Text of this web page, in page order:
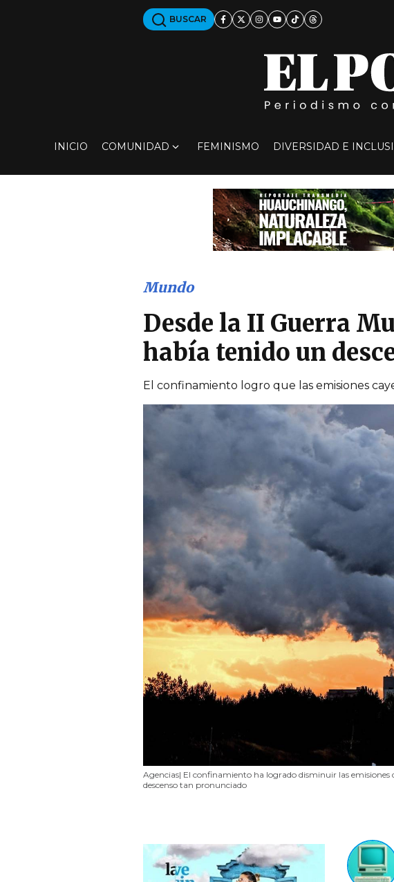
BUSCAR
INICIO COMUNIDAD FEMINISMO DIVERSIDAD E
Agencias| El confinamiento ha logrado disminuir las emisiones
descenso tan pronunciado
Mundo
Desde la II Guerra
había tenido un
El confinamiento logro que las emisiones